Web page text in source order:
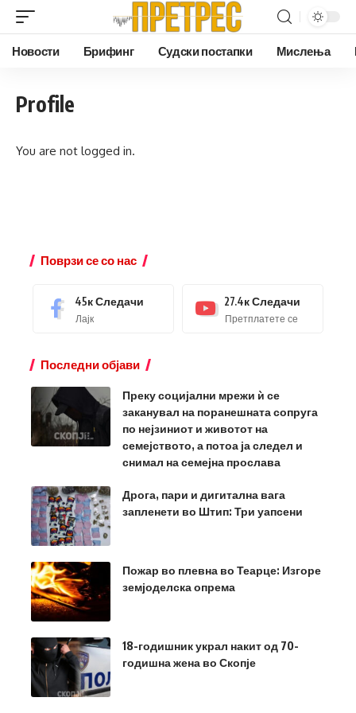
Новости Брифинг Судски постапки Мислења
Profile
You are not logged in.
Поврзи се со нас
45кСледачи
Лајк
27.4кСледачи
Претплатете се
Последни објави
Преку социјални мрежи ѝ се
заканувал на поранешната сопруга
по нејзиниот и животот на
семејството, а потоа ја следел и
снимал на семејна прослава
Дрога, пари и дигитална вага
запленети во Штип: Три уапсени
Пожар во плевна во Теарце: Изгоре
земјоделска опрема
18-годишник украл накит од 70-
годишна жена во Скопје